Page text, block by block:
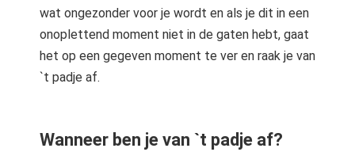
wat ongezonder voor je wordt en als je dit in een
onoplettend moment niet in de gaten hebt, gaat
het op een gegeven moment te ver en raak je van
`t padje af.
Wanneer ben je van `t padje af?